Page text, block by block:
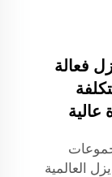
فعالة
عالية
العالمية